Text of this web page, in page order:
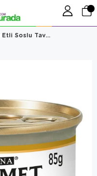
Gourmet Gold Parça Etli Soslu Tavuklu Ciğerli Kedi Konservesi 85 Gr